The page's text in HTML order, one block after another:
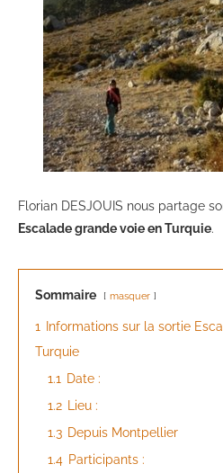
Florian DESJOUIS nous partage
Escalade grande voie en Turquie.
Sommaire masquer
1
Informations sur la sortie
Turquie
1.1 Date :
1.2 Lieu :
1.3 Depuis Montpellier
1.4 Participants :